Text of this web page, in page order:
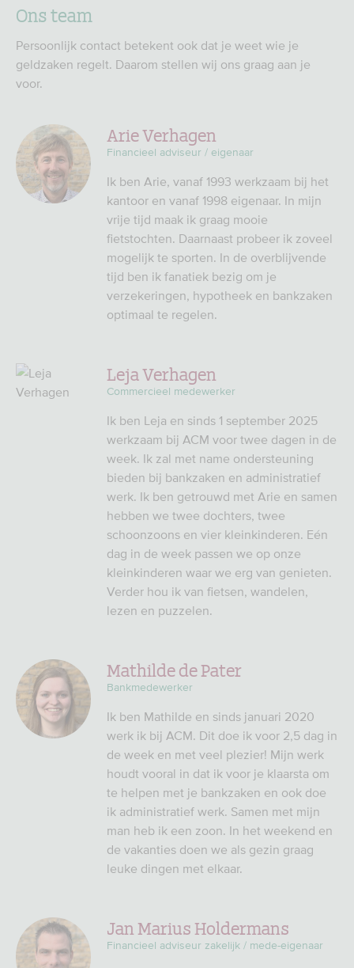
Ons team
Persoonlijk contact betekent ook dat je weet wie je
geldzaken regelt. Daarom stellen wij ons graag aan je
voor.
Arie Verhagen
Financieel adviseur / eigenaar
Ik ben Arie, vanaf 1993 werkzaam bij het
kantoor en vanaf 1998 eigenaar. In mijn
vrije tijd maak ik graag mooie
fietstochten. Daarnaast probeer ik zoveel
mogelijk te sporten. In de overblijvende
tijd ben ik fanatiek bezig om je
verzekeringen, hypotheek en bankzaken
optimaal te regelen.
Leja Verhagen
Commercieel medewerker
Ik ben Leja en sinds 1 september 2025
werkzaam bij ACM voor twee dagen in de
week. Ik zal met name ondersteuning
bieden bij bankzaken en administratief
werk. Ik ben getrouwd met Arie en samen
hebben we twee dochters, twee
schoonzoons en vier kleinkinderen. Eén
dag in de week passen we op onze
kleinkinderen waar we erg van genieten.
Verder hou ik van fietsen, wandelen,
lezen en puzzelen.
Mathilde de Pater
Bankmedewerker
Ik ben Mathilde en sinds januari 2020
werk ik bij ACM. Dit doe ik voor 2,5 dag in
de week en met veel plezier! Mijn werk
houdt vooral in dat ik voor je klaarsta om
te helpen met je bankzaken en ook doe
ik administratief werk. Samen met mijn
man heb ik een zoon. In het weekend en
de vakanties doen we als gezin graag
leuke dingen met elkaar.
Jan Marius Holdermans
Financieel adviseur zakelijk / mede-eigenaar